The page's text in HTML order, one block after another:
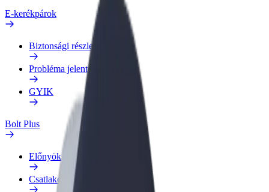
E-kerékpárok
Biztonsági részleg
Probléma jelentése
GYIK
Bolt Plus
Előnyök
Csatlakozás